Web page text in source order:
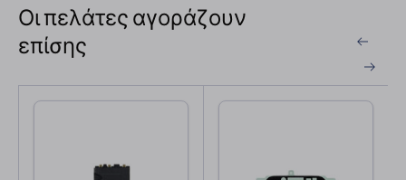
Οι πελάτες αγοράζουν
επίσης